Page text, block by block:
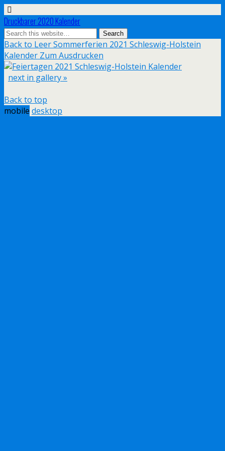
Druckbarer 2020 Kalender
Back to Leer Sommerferien 2021 Schleswig-Holstein
Kalender Zum Ausdrucken
next in gallery »
Back to top
mobile desktop